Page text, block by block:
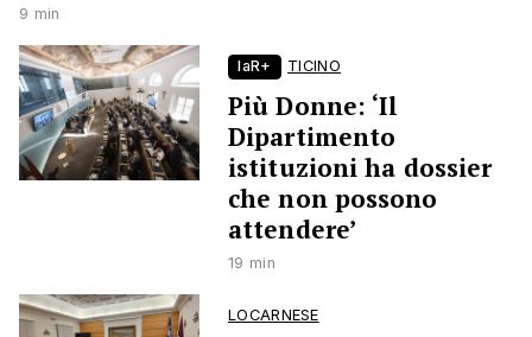
9 min
laR+ TICINO
Più Donne: ‘Il
Dipartimento
istituzioni ha dossier
che non possono
attendere’
19 min
LOCARNESE